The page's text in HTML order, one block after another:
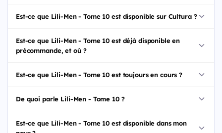
Est-ce que Lili-Men - Tome 10 est disponible sur Cultura ?
Est-ce que Lili-Men - Tome 10 est déjà disponible en
précommande, et où ?
Est-ce que Lili-Men - Tome 10 est toujours en cours ?
De quoi parle Lili-Men - Tome 10 ?
Est-ce que Lili-Men - Tome 10 est disponible dans mon